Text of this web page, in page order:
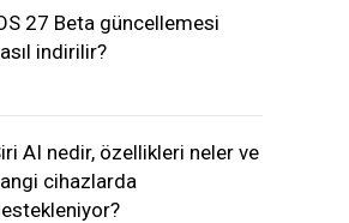
27 Beta güncellemesi
indirilir?
AI nedir, özellikleri neler ve
cihazlarda